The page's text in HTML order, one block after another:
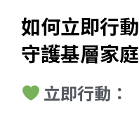
如何立即行
守護基層家
立即行動：